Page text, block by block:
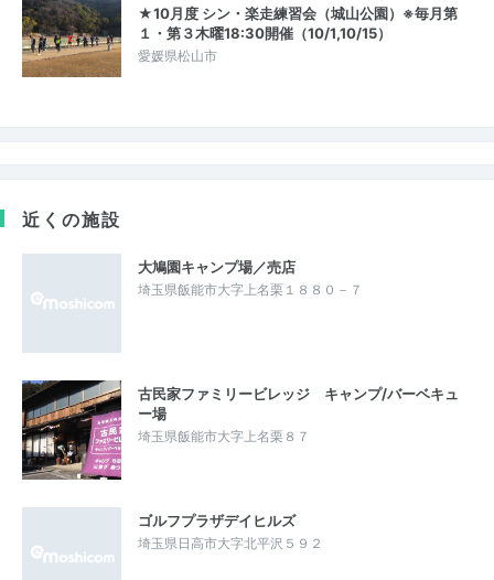
★10月度 シン・楽走練習会（城山公園）※毎月第
１・第３木曜18:30開催（10/1,10/15）
愛媛県松山市
近くの施設
大鳩園キャンプ場／売店
埼玉県飯能市大字上名栗１８８０－７
古民家ファミリービレッジ キャンプ/バーベキュ
ー場
埼玉県飯能市大字上名栗８７
ゴルフプラザデイヒルズ
埼玉県日高市大字北平沢５９２